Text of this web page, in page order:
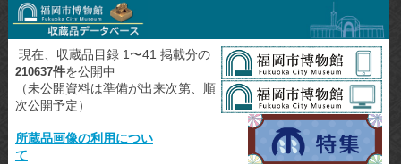
現在、収蔵品目録 1〜41 掲載分の
210637件を公開中
（未公開資料は準備が出来次第、順
次公開予定）
所蔵品画像の利用につい
て